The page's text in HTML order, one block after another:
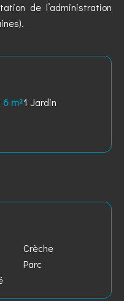
de l’administration
6 m²1 Jardin
Crèche
Parc